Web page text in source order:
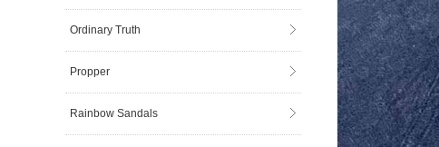
Ordinary Truth
Propper
Rainbow Sandals